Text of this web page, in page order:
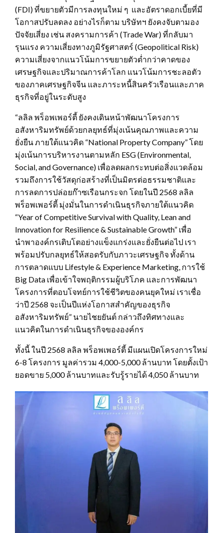
(FDI) ที่ขยายตัวมีการลงทุนใหม่ ๆ และอัตราดอกเบี้ยที่มี
โอกาสปรับลดลง อย่างไรก็ตาม บริษัทฯ ยังคงจับตามอง
ปัจจัยเสี่ยง เช่น สงครามการค้า (Trade War) ที่กลับมา
รุนแรง ความเสี่ยงทางภูมิรัฐศาสตร์ (Geopolitical Risk)
ความเสี่ยงจากแนวโน้มการขยายตัวต่ำกว่าคาดของ
เศรษฐกิจและปริมาณการค้าโลก แนวโน้มการชะลอตัว
ของภาคเศรษฐกิจจีน และภาระหนี้สินครัวเรือนและภาค
ธุรกิจที่อยู่ในระดับสูง
“ลลิล พร็อพเพอร์ตี้ ยังคงเดินหน้าพัฒนาโครงการ
อสังหาริมทรัพย์ด้วยกลยุทธ์ที่มุ่งเน้นคุณภาพและความ
ยั่งยืน ภายใต้แนวคิด “National Property Company” โดย
มุ่งเน้นการบริหารงานตามหลัก ESG (Environmental,
Social, and Governance) เพื่อลดผลกระทบต่อสิ่งแวดล้อม
รวมถึงการใช้วัสดุก่อสร้างที่เป็นมิตรต่อธรรมชาติและ
การลดการปล่อยก๊าซเรือนกระจก โดยในปี 2568 ลลิล
พร็อพเพอร์ตี้ มุ่งมั่นในการดำเนินธุรกิจภายใต้แนวคิด
“Year of Competitive Survival with Quality, Lean and
Innovation for Resilience & Sustainable Growth” เพื่อ
นำพาองค์กรเติบโตอย่างแข็งแกร่งและยั่งยืนต่อไป เรา
พร้อมปรับกลยุทธ์ให้สอดรับกับภาวะเศรษฐกิจ ทั้งด้าน
การตลาดแบบ Lifestyle & Experience Marketing, การใช้
Big Data เพื่อเข้าใจพฤติกรรมผู้บริโภค และการพัฒนา
โครงการที่ตอบโจทย์การใช้ชีวิตของคนยุคใหม่ เราเชื่อ
ว่าปี 2568 จะเป็นปีแห่งโอกาสสำคัญของธุรกิจ
อสังหาริมทรัพย์” นายไชยยันต์ กล่าวถึงทิศทางและ
แนวคิดในการดำเนินธุรกิจขององค์กร
ทั้งนี้ ในปี 2568 ลลิล พร็อพเพอร์ตี้ มีแผนเปิดโครงการใหม่
6-8 โครงการ มูลค่ารวม 4,000-5,000 ล้านบาท โดยตั้งเป้า
ยอดขาย 5,000 ล้านบาทและรับรู้รายได้ 4,050 ล้านบาท